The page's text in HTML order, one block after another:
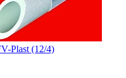
Plast (12/4)